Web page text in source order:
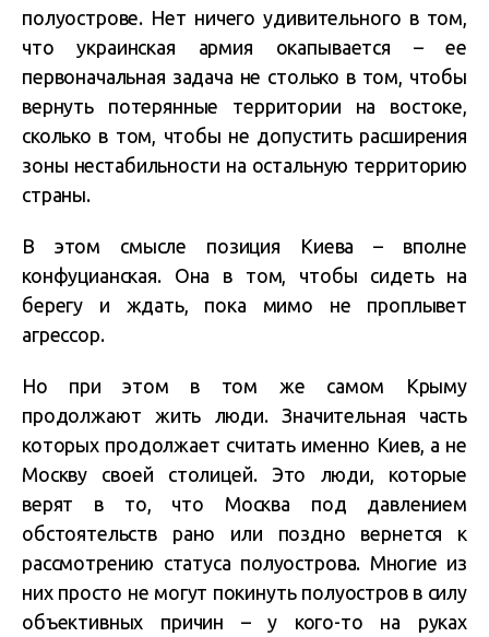
полуострове. Нет ничего удивительного в том,
что украинская армия окапывается – ее
первоначальная задача не столько в том, чтобы
вернуть потерянные территории на востоке,
сколько в том, чтобы не допустить расширения
зоны нестабильности на остальную территорию
страны.
В этом смысле позиция Киева – вполне
конфуцианская. Она в том, чтобы сидеть на
берегу и ждать, пока мимо не проплывет
агрессор.
Но при этом в том же самом Крыму
продолжают жить люди. Значительная часть
которых продолжает считать именно Киев, а не
Москву своей столицей. Это люди, которые
верят в то, что Москва под давлением
обстоятельств рано или поздно вернется к
рассмотрению статуса полуострова. Многие из
них просто не могут покинуть полуостров в силу
объективных причин – у кого-то на руках